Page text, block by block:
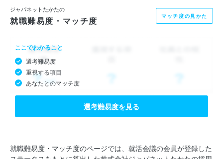
ジャパネットたかたの
就職難易度・マッチ度 マッチ度の見かた
ここでわかること
選考難易度
重視する項目
あなたとのマッチ度
選考難易度を見る
就職難易度・マッチ度のページでは、就活会議の会員が登録した